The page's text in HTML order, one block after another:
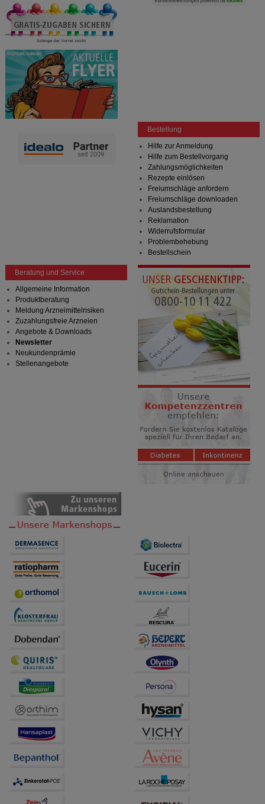
Bestellung
Hilfe zur Anmeldung
Hilfe zum Bestellvorgang
Zahlungsmöglichkeiten
Rezepte einlösen
Freiumschläge anfordern
Freiumschläge downloaden
Auslandsbestellung
Reklamation
Widerrufsformular
Problembehebung
Bestellschein
Beratung und Service
Allgemeine Information
Produktberatung
Meldung Arzneimittelrisiken
Zuzahlungsfreie Arzneien
Angebote & Downloads
Newsletter
Neukundenprämie
Stellenangebote